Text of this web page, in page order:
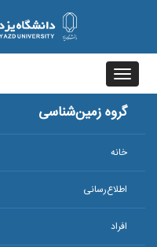
Toggle
navigation
گروه زمین‌شناسی
خانه
اطلاع‌رسانی
افراد